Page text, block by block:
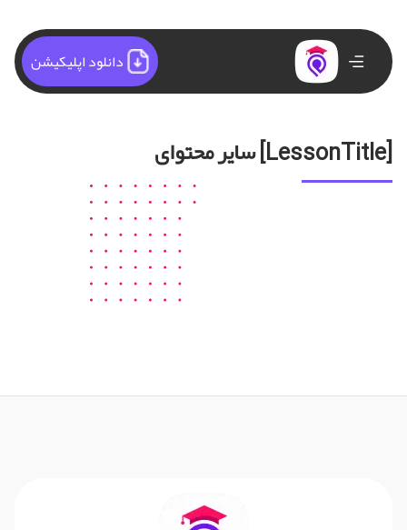
دانلود اپلیکیشن
سایر محتوای [LessonTitle]